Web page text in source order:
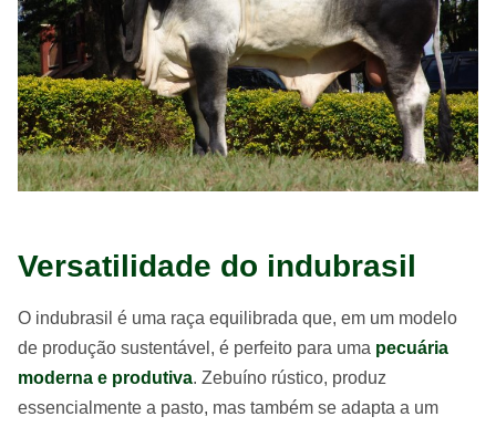
Versatilidade do indubrasil
O indubrasil é uma raça equilibrada que, em um modelo
de produção sustentável, é perfeito para uma pecuária
moderna e produtiva. Zebuíno rústico, produz
essencialmente a pasto, mas também se adapta a um